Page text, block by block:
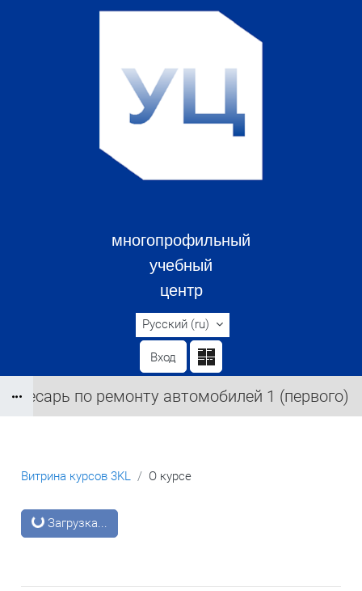
Перейти к основному содержанию
многопрофильный
учебный
центр
Вход
Русский ‎(ru)‎
Слесарь по ремонту автомобилей 1 (первого)
Витрина курсов 3KL О курсе
БлокиЗагрузка...